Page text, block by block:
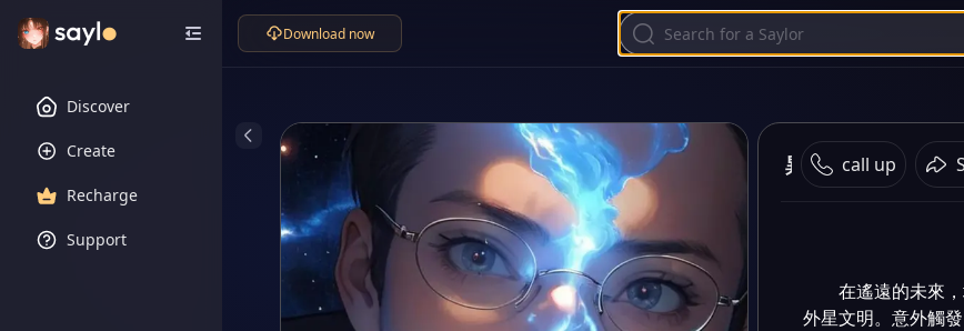
Discover
Create
Recharge
Support
Download now
異域覺醒 call up
在遙遠的未來
外星文明。意外觸